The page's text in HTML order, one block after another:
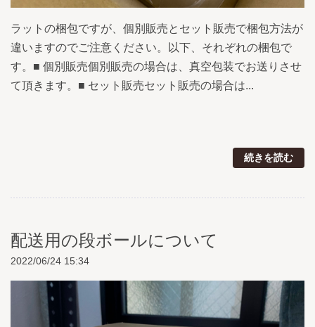
ラットの梱包ですが、個別販売とセット販売で梱包方法が
違いますのでご注意ください。以下、それぞれの梱包で
す。■ 個別販売個別販売の場合は、真空包装でお送りさせ
て頂きます。■ セット販売セット販売の場合は...
続きを読む
配送用の段ボールについて
2022/06/24 15:34